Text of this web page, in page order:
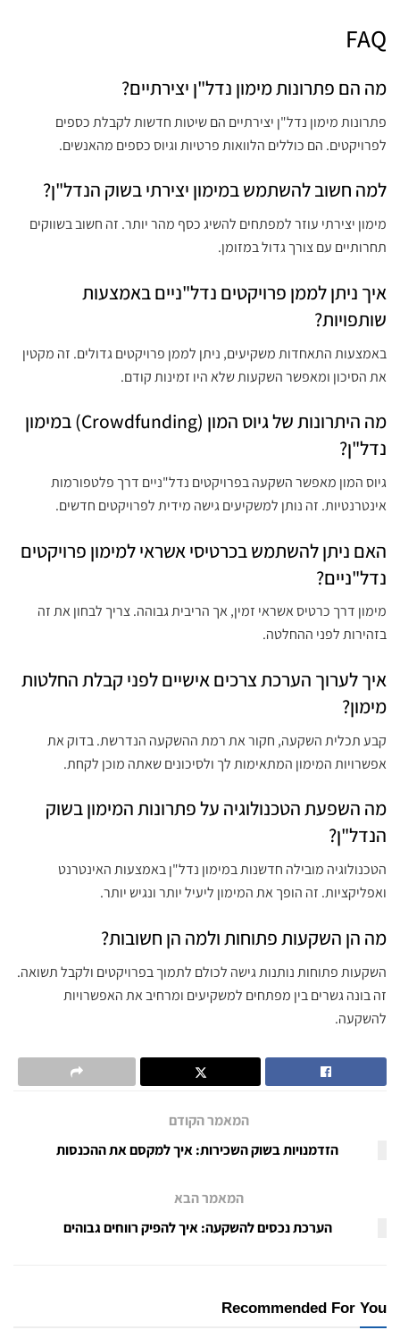
FAQ
מה הם פתרונות מימון נדל"ן יצירתיים?
פתרונות מימון נדל"ן יצירתיים הם שיטות חדשות לקבלת כספים
לפרויקטים. הם כוללים הלוואות פרטיות וגיוס כספים מהאנשים.
למה חשוב להשתמש במימון יצירתי בשוק הנדל"ן?
מימון יצירתי עוזר למפתחים להשיג כסף מהר יותר. זה חשוב בשווקים
תחרותיים עם צורך גדול במזומן.
איך ניתן לממן פרויקטים נדל"ניים באמצעות
שותפויות?
באמצעות התאחדות משקיעים, ניתן לממן פרויקטים גדולים. זה מקטין
את הסיכון ומאפשר השקעות שלא היו זמינות קודם.
מה היתרונות של גיוס המון (Crowdfunding) במימון
נדל"ן?
גיוס המון מאפשר השקעה בפרויקטים נדל"ניים דרך פלטפורמות
אינטרנטיות. זה נותן למשקיעים גישה מידית לפרויקטים חדשים.
האם ניתן להשתמש בכרטיסי אשראי למימון פרויקטים
נדל"ניים?
מימון דרך כרטיס אשראי זמין, אך הריבית גבוהה. צריך לבחון את זה
בזהירות לפני ההחלטה.
איך לערוך הערכת צרכים אישיים לפני קבלת החלטות
מימון?
קבע תכלית השקעה, חקור את רמת ההשקעה הנדרשת. בדוק את
אפשרויות המימון המתאימות לך ולסיכונים שאתה מוכן לקחת.
מה השפעת הטכנולוגיה על פתרונות המימון בשוק
הנדל"ן?
הטכנולוגיה מובילה חדשנות במימון נדל"ן באמצעות האינטרנט
ואפליקציות. זה הופך את המימון ליעיל יותר ונגיש יותר.
מה הן השקעות פתוחות ולמה הן חשובות?
השקעות פתוחות נותנות גישה לכולם לתמוך בפרויקטים ולקבל תשואה.
זה בונה גשרים בין מפתחים למשקיעים ומרחיב את האפשרויות
להשקעה.
המאמר הקודם
הזדמנויות בשוק השכירות: איך למקסם את ההכנסות
המאמר הבא
הערכת נכסים להשקעה: איך להפיק רווחים גבוהים
Recommended For You